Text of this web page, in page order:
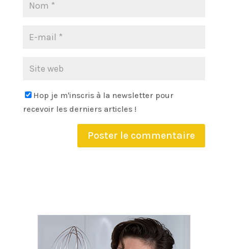
Hop je m'inscris à la newsletter pour
recevoir les derniers articles !